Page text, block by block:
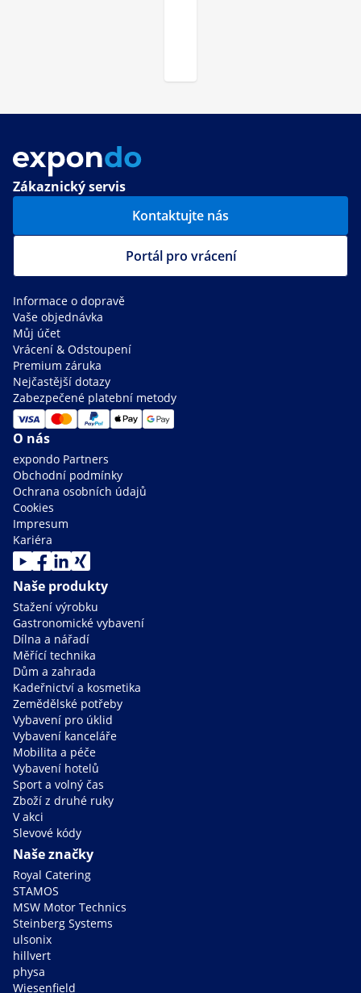
Zákaznický servis
Kontaktujte nás
Portál pro vrácení
Informace o dopravě
Vaše objednávka
Můj účet
Vrácení & Odstoupení
Premium záruka
Nejčastější dotazy
Zabezpečené platební metody
O nás
expondo Partners
Obchodní podmínky
Ochrana osobních údajů
Cookies
Impresum
Kariéra
Naše produkty
Stažení výrobku
Gastronomické vybavení
Dílna a nářadí
Měřící technika
Dům a zahrada
Kadeřnictví a kosmetika
Zemědělské potřeby
Vybavení pro úklid
Vybavení kanceláře
Mobilita a péče
Vybavení hotelů
Sport a volný čas
Zboží z druhé ruky
V akci
Slevové kódy
Naše značky
Royal Catering
STAMOS
MSW Motor Technics
Steinberg Systems
ulsonix
hillvert
physa
Wiesenfield